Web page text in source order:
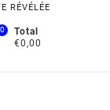
RÉVÉLÉE
0
Total
€0,00